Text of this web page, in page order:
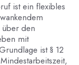
ist ein flexibles
den
mit
ist § 12